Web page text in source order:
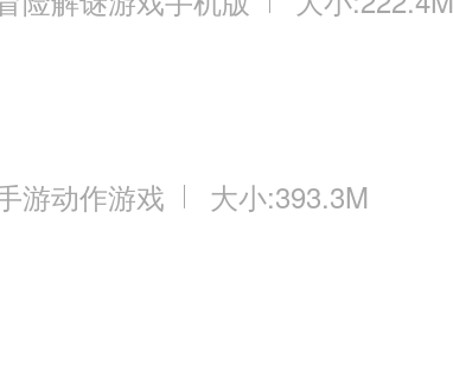
游动作游戏 大小:393.3M